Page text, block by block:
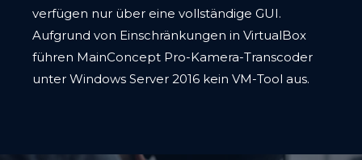
verfügen nur über eine vollständige GUI.
Aufgrund von Einschränkungen in VirtualBox
führen MainConcept Pro-Kamera-Transcoder
unter Windows Server 2016 kein VM-Tool aus.